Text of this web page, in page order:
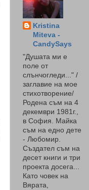
Kristina
Miteva -
CandySays
"Душата ми е
поле от
слънчогледи..." /
заглавие на мое
стихотворение/
Родена съм на 4
декември 1981г.,
в София. Майка
съм на едно дете
- Любомир.
Създател съм на
десет книги и три
проекта досега...
Като човек на
Вярата,